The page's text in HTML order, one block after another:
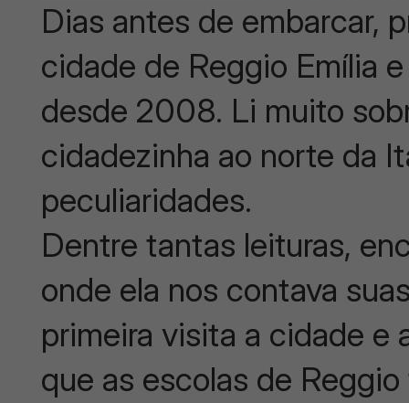
Dias antes de embarcar,
cidade de Reggio Emília
desde 2008. Li muito
cidadezinha ao norte da
peculiaridades.
Dentre tantas leituras,
onde ela nos contava
primeira visita a cidade e
que as escolas de